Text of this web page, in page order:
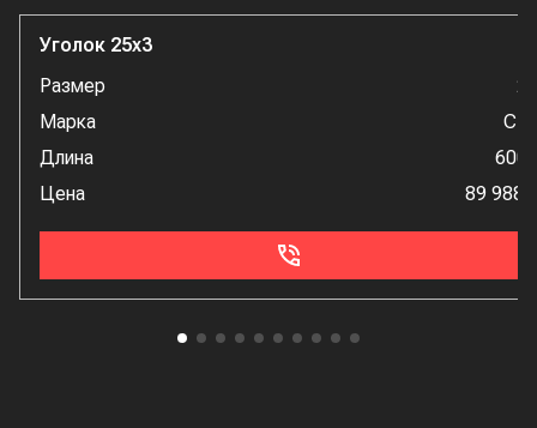
Уголок 25x3
Размер
25
Марка
Ст3
Длина
6000
Цена
89 988 ₽